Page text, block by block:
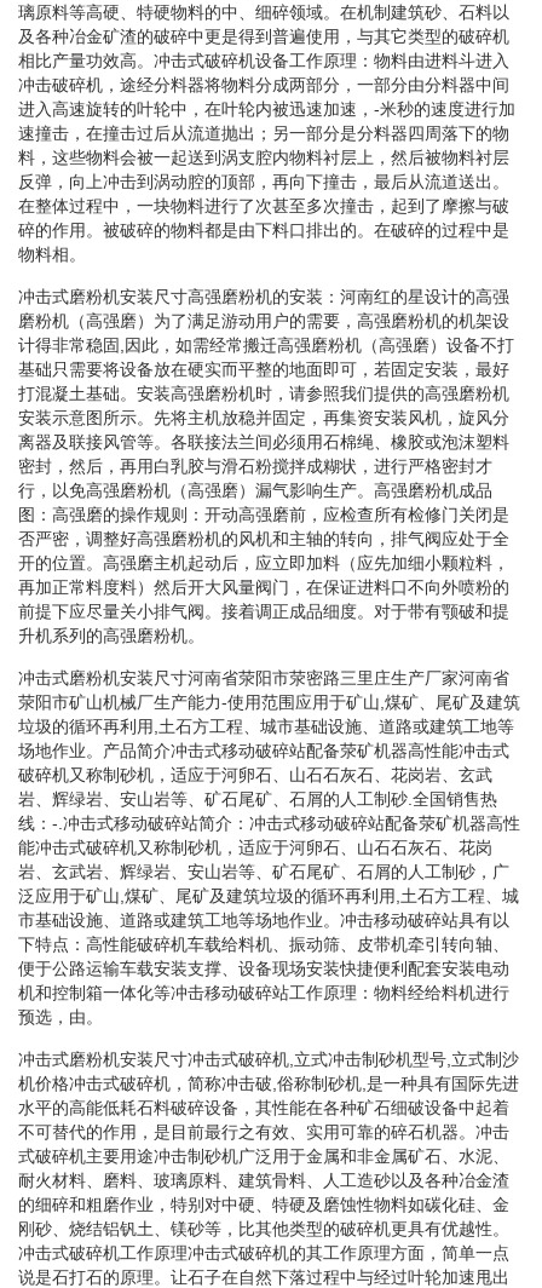
璃原料等高硬、特硬物料的中、细碎领域。在机制建筑砂、石料以
及各种冶金矿渣的破碎中更是得到普遍使用，与其它类型的破碎机
相比产量功效高。冲击式破碎机设备工作原理：物料由进料斗进入
冲击破碎机，途经分料器将物料分成两部分，一部分由分料器中间
进入高速旋转的叶轮中，在叶轮内被迅速加速，-米秒的速度进行加
速撞击，在撞击过后从流道抛出；另一部分是分料器四周落下的物
料，这些物料会被一起送到涡支腔内物料衬层上，然后被物料衬层
反弹，向上冲击到涡动腔的顶部，再向下撞击，最后从流道送出。
在整体过程中，一块物料进行了次甚至多次撞击，起到了摩擦与破
碎的作用。被破碎的物料都是由下料口排出的。在破碎的过程中是
物料相。
冲击式磨粉机安装尺寸高强磨粉机的安装：河南红的星设计的高强
磨粉机（高强磨）为了满足游动用户的需要，高强磨粉机的机架设
计得非常稳固,因此，如需经常搬迁高强磨粉机（高强磨）设备不打
基础只需要将设备放在硬实而平整的地面即可，若固定安装，最好
打混凝土基础。安装高强磨粉机时，请参照我们提供的高强磨粉机
安装示意图所示。先将主机放稳并固定，再集资安装风机，旋风分
离器及联接风管等。各联接法兰间必须用石棉绳、橡胶或泡沫塑料
密封，然后，再用白乳胶与滑石粉搅拌成糊状，进行严格密封才
行，以免高强磨粉机（高强磨）漏气影响生产。高强磨粉机成品
图：高强磨的操作规则：开动高强磨前，应检查所有检修门关闭是
否严密，调整好高强磨粉机的风机和主轴的转向，排气阀应处于全
开的位置。高强磨主机起动后，应立即加料（应先加细小颗粒料，
再加正常料度料）然后开大风量阀门，在保证进料口不向外喷粉的
前提下应尽量关小排气阀。接着调正成品细度。对于带有颚破和提
升机系列的高强磨粉机。
冲击式磨粉机安装尺寸河南省荥阳市荥密路三里庄生产厂家河南省
荥阳市矿山机械厂生产能力-使用范围应用于矿山,煤矿、尾矿及建筑
垃圾的循环再利用,土石方工程、城市基础设施、道路或建筑工地等
场地作业。产品简介冲击式移动破碎站配备荥矿机器高性能冲击式
破碎机又称制砂机，适应于河卵石、山石石灰石、花岗岩、玄武
岩、辉绿岩、安山岩等、矿石尾矿、石屑的人工制砂.全国销售热
线：-.冲击式移动破碎站简介：冲击式移动破碎站配备荥矿机器高性
能冲击式破碎机又称制砂机，适应于河卵石、山石石灰石、花岗
岩、玄武岩、辉绿岩、安山岩等、矿石尾矿、石屑的人工制砂，广
泛应用于矿山,煤矿、尾矿及建筑垃圾的循环再利用,土石方工程、城
市基础设施、道路或建筑工地等场地作业。冲击移动破碎站具有以
下特点：高性能破碎机车载给料机、振动筛、皮带机牵引转向轴、
便于公路运输车载安装支撑、设备现场安装快捷便利配套安装电动
机和控制箱一体化等冲击移动破碎站工作原理：物料经给料机进行
预选，由。
冲击式磨粉机安装尺寸冲击式破碎机,立式冲击制砂机型号,立式制沙
机价格冲击式破碎机，简称冲击破,俗称制砂机,是一种具有国际先进
水平的高能低耗石料破碎设备，其性能在各种矿石细破设备中起着
不可替代的作用，是目前最行之有效、实用可靠的碎石机器。冲击
式破碎机主要用途冲击制砂机广泛用于金属和非金属矿石、水泥、
耐火材料、磨料、玻璃原料、建筑骨料、人工造砂以及各种冶金渣
的细碎和粗磨作业，特别对中硬、特硬及磨蚀性物料如碳化硅、金
刚砂、烧结铝钒土、镁砂等，比其他类型的破碎机更具有优越性。
冲击式破碎机工作原理冲击式破碎机的其工作原理方面，简单一点
说是石打石的原理。让石子在自然下落过程中与经过叶轮加速甩出